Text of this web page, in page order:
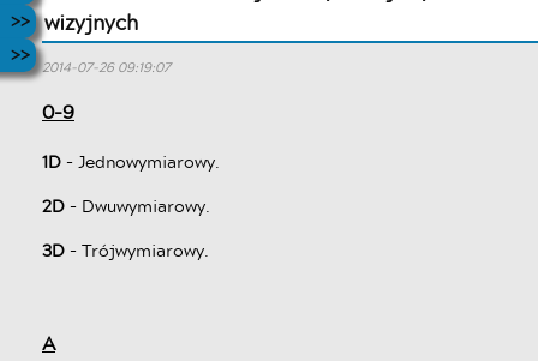
wizyjnych
2014-07-26 09:19:07
0-9
1D- Jednowymiarowy.
2D- Dwuwymiarowy.
3D- Trójwymiarowy.
A